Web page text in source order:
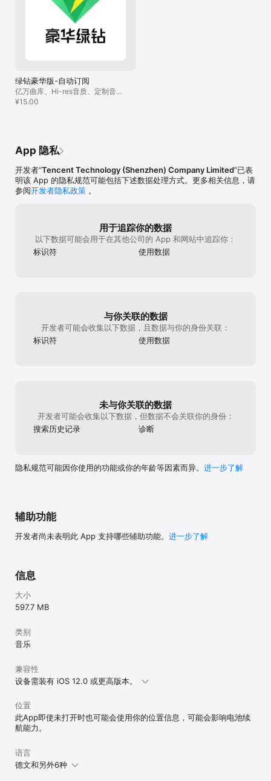
45元/月，1年豪华绿钻自动续费158元/月
3. 自动续费：购买连续包月会员的帐号，会在每个月到期前24小时，
自动在iTunes账户扣费并延长1个月会员有效期。
4. 关闭服务：如需取消订阅，请手动打开iOS的“设置” -->进入
“iTunes Store 与 App Store”-->点击“Apple ID”，选择"查看Apple
自动续订。
5. 服务协议（含绿钻豪华版自动订阅服务规则）：
https://y.qq.com/jzt/service_terms/1e602e.html
services/itunes/dev/stdeula/
【超级会员自动订阅说明】
1. 服务名称：QQ音乐超级会员自动订阅
2. 订阅周期：超级会员连续包月、超级会员连续包季、超级会员连续
元/63元/80元/95元/108元/月、超级会员连续包季68元/季、超级会
员连续包年248元/348元/年
4. 购买连续包月会员的帐号，会在每个月到期前24小时，自动在
iTunes账户扣费并延长1个月会员有效期。
6. 服务协议（含超级会员自动订阅服务规则）：
https://y.qq.com/jzt/service_terms/1e602e.html
7. 隐私协议：
https://privacy.qq.com/document/priview/0b0dc16a0f004a35b
4. 购买连续包月会员的帐号，会在每个月到期前24小时，自动在
iTunes账户扣费并延长1个月会员有效期。
订阅期结束的至少24小时前关闭订阅，此订阅将会自动续订。
【自动续费订阅说明】
1.订阅服务：情侣会员连续包月（1个月）、1个月会员（1个月）
2. 订阅价格：情侣会员连续包月（1个月）自动续费为39元/月、1个
自动在iTunes账户扣费并延长1个月会员有效期。
4. 关闭服务：如需取消订阅，请手动打开iOS的“设置” -->进入
“iTunes Store 与 App Store”-->点击“Apple ID”，选择"查看Apple
ID"，进入"账户设置"页面，点击“订阅”，选择豪华绿钻自动续费取消
订阅即可。如未在订阅期结束的至少24小时前关闭订阅，此订阅将会
5. 服务协议（含绿钻豪华版自动订阅服务规则）：
https://y.qq.com/jzt/service_terms/1e602e.html
https://privacy.qq.com/document/priview/0b0dc16a0f004a35b
77b7fd48a0b125b
· 订购QQ音乐绿钻服务可以通过iTunes账户直接付费
· 订购生效后，无法退款
· 服务协议：https://y.qq.com/i/serv_terms_new.html
· EULA: https://www.apple.com/legal/internet-
services/itunes/dev/stdeula/
------------------------------------------------------------------
绿钻豪华版-自动订阅
亿万曲库、Hi-res音质、定制音
效、明星装扮等23+项专属权益
¥15.00
App 隐私
开发者“Tencent Technology (Shenzhen) Company Limited”已表
明该 App 的隐私规范可能包括下述数据处理方式。更多相关信息，请
参阅开发者隐私政策 。
用于追踪你的数据
以下数据可能会用于在其他公司的 App 和网站中追踪你：
标识符
使用数据
与你关联的数据
开发者可能会收集以下数据，且数据与你的身份关联：
标识符
使用数据
未与你关联的数据
开发者可能会收集以下数据，但数据不会关联你的身份：
搜索历史记录
诊断
隐私规范可能因你使用的功能或你的年龄等因素而异。 进一步了解
辅助功能
开发者尚未表明此 App 支持哪些辅助功能。 进一步了解
信息
大小
597.7 MB
类别
音乐
兼容性
设备需装有 iOS 12.0 或更高版本。
位置
此App即使未打开时也可能会使用你的位置信息，可能会影响电池续
航能力。
语言
德文和另外6种